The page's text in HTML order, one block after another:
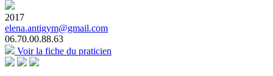
2017
elena.antigym@gmail.com
06.70.00.88.63
Voir la fiche du praticien